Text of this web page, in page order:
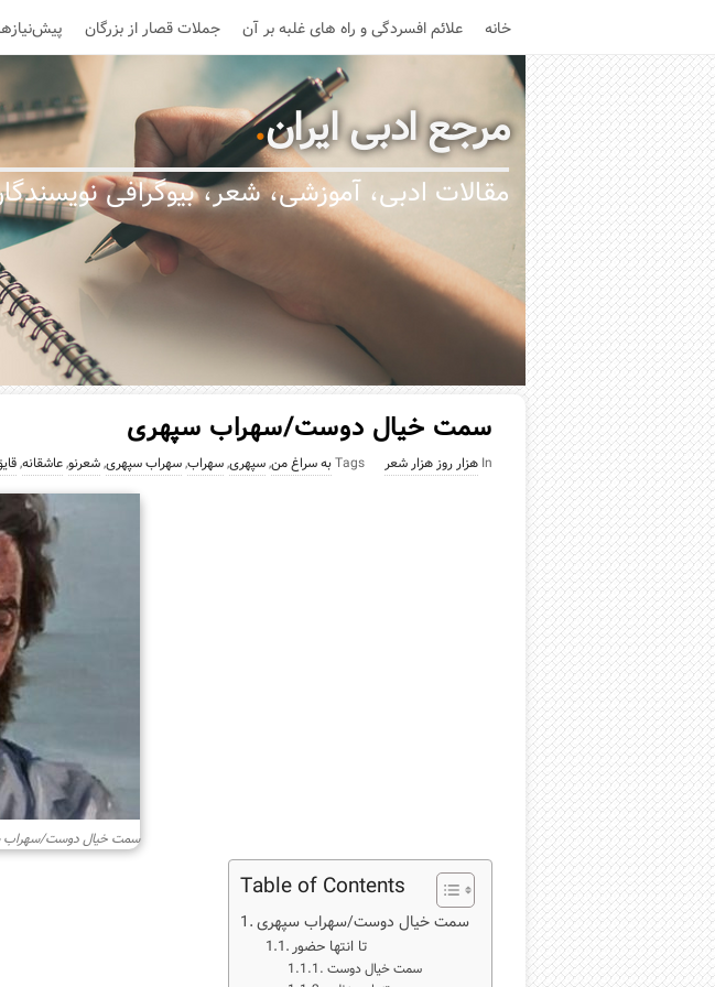
خانه علائم افسردگی و راه های غلبه بر آن جملات قصار از بزرگان
مرجع ادبی ایران.
مقالات ادبی، آموزشی، شعر، بیوگرافی
سمت خیال دوست/سهراب سپهری
In هزار روز هزار شعر Tagsبه سراغ من,سپهری,سهراب,سهراب سپهری,شعرنو,عاشقانه,
سمت خیال دوست/سهراب
Table of Contents
سمت خیال دوست/سهراب سپهری
تا انتها حضور
سمت خیال دوست